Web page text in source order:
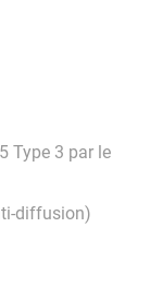
Type 3 par le
diffusion)